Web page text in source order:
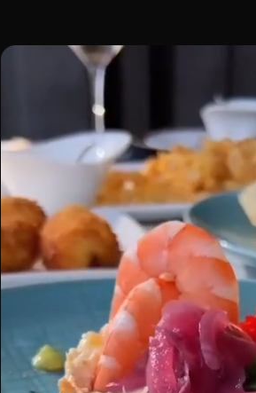
Ubicado en la séptima planta de un
[00:00 - Escena 1: Introducción y